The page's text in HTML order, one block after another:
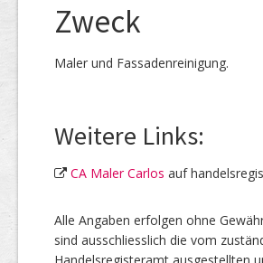
Zweck
Maler und Fassadenreinigung.
Weitere Links:
CA Maler Carlos auf
Alle Angaben erfolgen ohne
sind ausschliesslich die vom
Handelsregisteramt ausgestellten